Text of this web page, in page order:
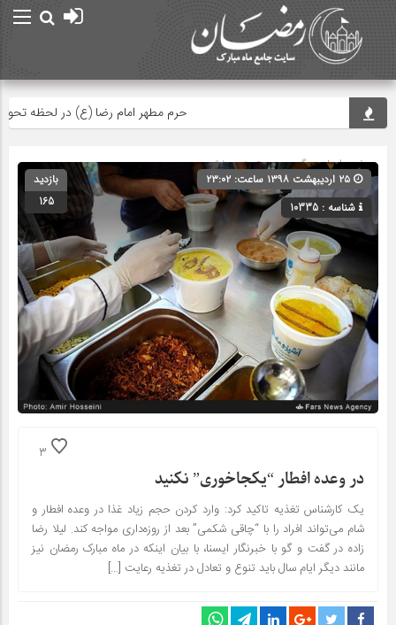
حرم مطهر امام رضا (ع) در لحظه تحویل
صفحه اصلی» گروه » دسته‌بندی نشده
شناسه : 10335
بازدید
165
3
در وعده افطار “یکجاخوری” نکنید
یک کارشناس تغذیه تاکید کرد: وارد کردن حجم زیاد غذا در وعده افطار و
شام می‌تواند افراد را با “چاقی شکمی” بعد از روزه‌داری مواجه کند. لیلا رضا
زاده در گفت و گو با خبرنگار ایسنا، با بیان اینکه در ماه مبارک رمضان نیز
مانند دیگر ایام سال باید تنوع و تعادل در تغذیه رعایت […]